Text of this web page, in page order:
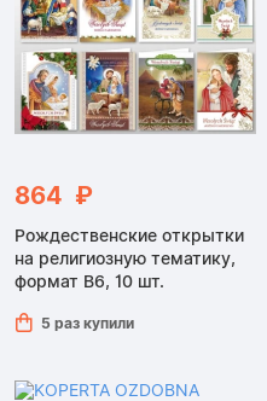
864 ₽
Рождественские открытки
на религиозную тематику,
формат B6, 10 шт.
5 раз купили